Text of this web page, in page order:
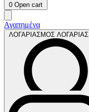
0 Open cart
Αγαπημένα
ΛΟΓΑΡΙΑΣΜΟΣ